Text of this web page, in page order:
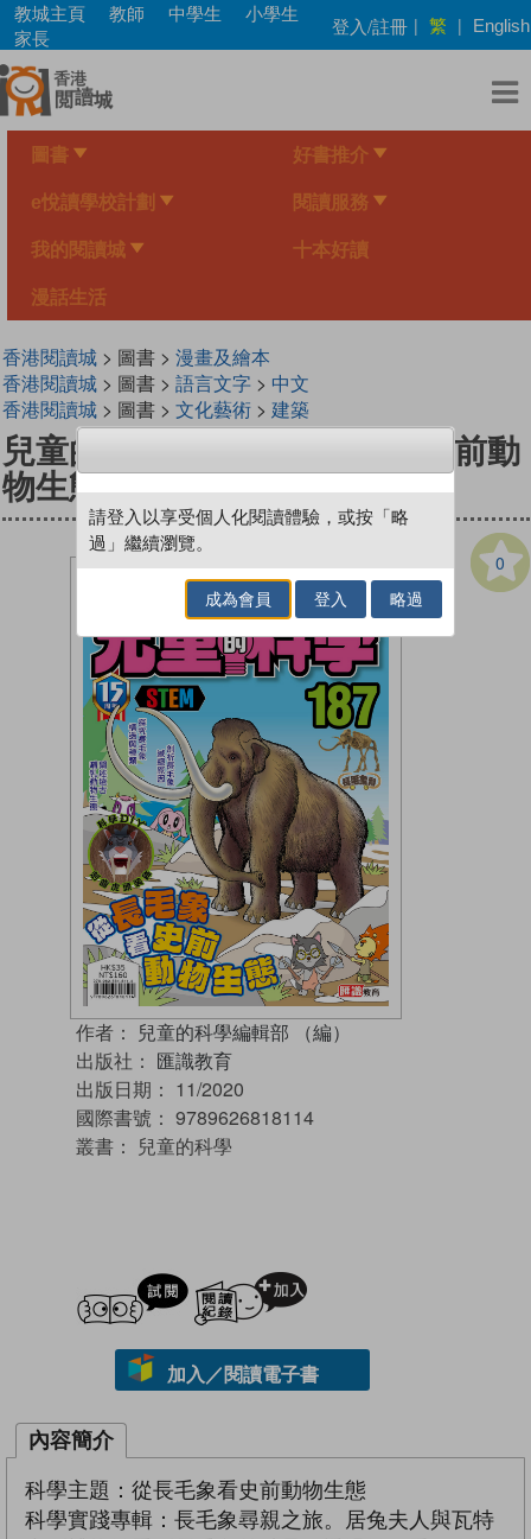
Skip
main
content
教城主頁 教師 中學生
小學生
家長
登入/註冊 | 繁 | English
圖書 好書推介
e悅讀學校計劃 閱讀服務
我的閱讀城 十本好讀
漫話生活
香港閱讀城> 圖書 > 漫畫及繪本
香港閱讀城> 圖書 > 語言文字> 中文
香港閱讀城> 圖書 > 文化藝術> 建築
兒童的科學187 - 從長毛象看史前動
物生態
0
作者： 兒童的科學編輯部 （編）
出版社： 匯識教育
出版日期： 11/2020
國際書號： 9789626818114
叢書： 兒童的科學
試閲
加入／閱讀電子書
內容簡介
科學主題：從長毛象看史前動物生態
科學實踐專輯：長毛象尋親之旅。居兔夫人與瓦特
請登入以享受個人化閱讀體驗，或按「略
過」繼續瀏覽。
成為會員 登入 略過